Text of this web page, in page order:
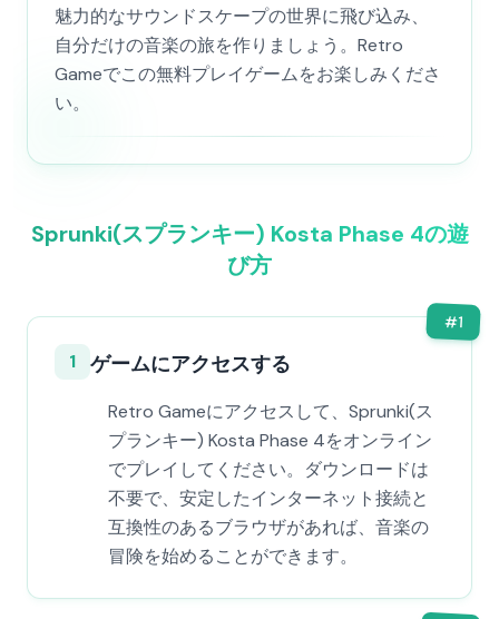
魅力的なサウンドスケープの世界に飛び込み、
自分だけの音楽の旅を作りましょう。Retro
Gameでこの無料プレイゲームをお楽しみくださ
い。
Sprunki(スプランキー) Kosta Phase 4の遊
び方
#1
1 ゲームにアクセスする
Retro Gameにアクセスして、Sprunki(ス
プランキー) Kosta Phase 4をオンライン
でプレイしてください。ダウンロードは
不要で、安定したインターネット接続と
互換性のあるブラウザがあれば、音楽の
冒険を始めることができます。